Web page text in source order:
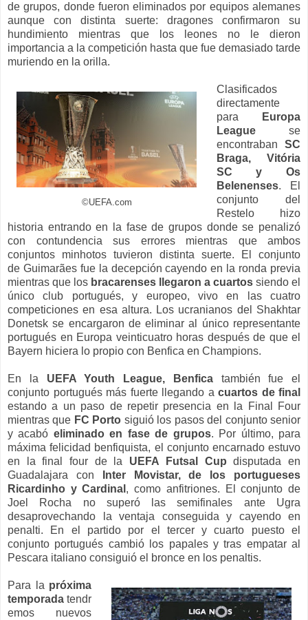
de grupos, donde fueron eliminados por equipos alemanes
aunque con distinta suerte: dragones confirmaron su
hundimiento mientras que los leones no le dieron
importancia a la competición hasta que fue demasiado tarde
muriendo en la orilla.
©UEFA.com
Clasificados
directamente
para
Europa
Leaguese
encontraban SC
Braga, Vitória
SC y Os
Belenenses. El
conjunto del
Restelo hizo
historia entrando en la fase de grupos donde se penalizó
con contundencia sus errores mientras que ambos
conjuntos minhotos tuvieron distinta suerte. El conjunto
de Guimarães fue la decepción cayendo en la ronda previa
mientras que los bracarenses llegaron a cuartos siendo el
único club portugués, y europeo, vivo en las cuatro
competiciones en esa altura. Los ucranianos del Shakhtar
Donetsk se encargaron de eliminar al único representante
portugués en Europa veinticuatro horas después de que el
Bayern hiciera lo propio con Benfica en Champions.
En la UEFA Youth League, Benficatambién fue el
conjunto portugués más fuerte llegando a cuartos de final
estando a un paso de repetir presencia en la Final Four
mientras que FC Porto siguió los pasos del conjunto senior
y acabó eliminado en fase de grupos. Por último, para
máxima felicidad benfiquista, el conjunto encarnado estuvo
en la final four de la UEFA Futsal Cup disputada en
Guadalajara con
Inter Movistar, de los portugueses
Ricardinho y Cardinal , como anfitriones. El conjunto de
Joel Rocha no superó las semifinales ante Ugra
desaprovechando la ventaja conseguida y cayendo en
penalti. En el partido por el tercer y cuarto puesto el
conjunto portugués cambió los papales y tras empatar al
Pescara italiano consiguió el bronce en los penaltis.
Para la próxima
temporada tendr
emos nuevos